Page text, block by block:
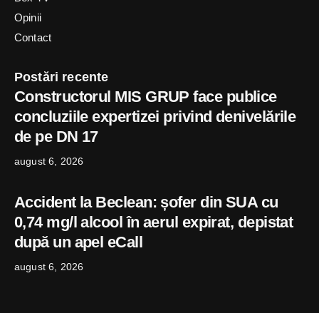
Opinii
Contact
Postări recente
Constructorul MIS GRUP face publice
concluziile expertizei privind denivelările
de pe DN 17
august 6, 2026
Accident la Beclean: șofer din SUA cu
0,74 mg/l alcool în aerul expirat, depistat
după un apel eCall
august 6, 2026